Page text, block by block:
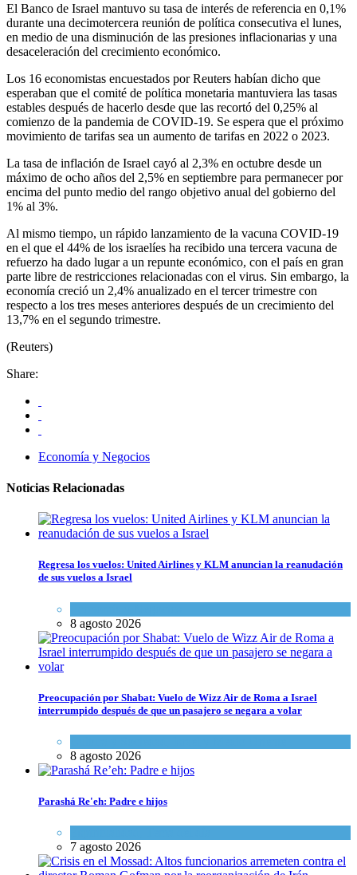
El Banco de Israel mantuvo su tasa de interés de referencia en 0,1%
durante una decimotercera reunión de política consecutiva el lunes,
en medio de una disminución de las presiones inflacionarias y una
desaceleración del crecimiento económico.
Los 16 economistas encuestados por Reuters habían dicho que
esperaban que el comité de política monetaria mantuviera las tasas
estables después de hacerlo desde que las recortó del 0,25% al ​​
comienzo de la pandemia de COVID-19. Se espera que el próximo
movimiento de tarifas sea un aumento de tarifas en 2022 o 2023.
La tasa de inflación de Israel cayó al 2,3% en octubre desde un
máximo de ocho años del 2,5% en septiembre para permanecer por
encima del punto medio del rango objetivo anual del gobierno del
1% al 3%.
Al mismo tiempo, un rápido lanzamiento de la vacuna COVID-19
en el que el 44% de los israelíes ha recibido una tercera vacuna de
refuerzo ha dado lugar a un repunte económico, con el país en gran
parte libre de restricciones relacionadas con el virus. Sin embargo, la
economía creció un 2,4% anualizado en el tercer trimestre con
respecto a los tres meses anteriores después de un crecimiento del
13,7% en el segundo trimestre.
(Reuters)
Share:
Economía y Negocios
Noticias Relacionadas
Regresa los vuelos: United Airlines y KLM anuncian la reanudación
de sus vuelos a Israel
8 agosto 2026
Preocupación por Shabat: Vuelo de Wizz Air de Roma a Israel
interrumpido después de que un pasajero se negara a volar
8 agosto 2026
Parashá Re'eh: Padre e hijos
7 agosto 2026